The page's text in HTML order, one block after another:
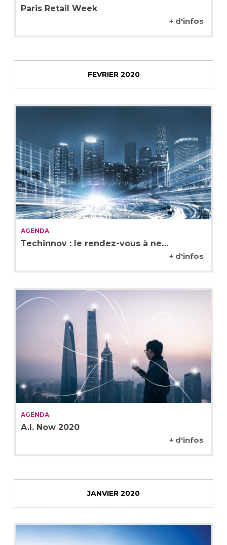
Paris Retail Week
+ d'infos
FEVRIER 2020
AGENDA
Techinnov : le rendez-vous à ne…
+ d'infos
AGENDA
A.I. Now 2020
+ d'infos
JANVIER 2020